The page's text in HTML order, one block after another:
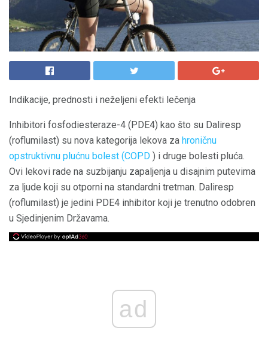
Indikacije, prednosti i neželjeni efekti lečenja
Inhibitori fosfodiesteraze-4 (PDE4) kao što su Daliresp
(roflumilast) su nova kategorija lekova za hroničnu
opstruktivnu plućnu bolest (COPD ) i druge bolesti pluća.
Ovi lekovi rade na suzbijanju zapaljenja u disajnim putevima
za ljude koji su otporni na standardni tretman. Daliresp
(roflumilast) je jedini PDE4 inhibitor koji je trenutno odobren
u Sjedinjenim Državama.
ad